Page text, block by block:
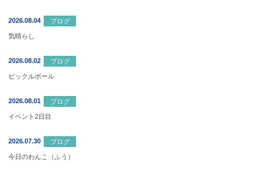
2026.08.04 ブログ
気晴らし
2026.08.02 ブログ
ピックルボール
2026.08.01 ブログ
イベント2日目
2026.07.30 ブログ
今日のわんこ（ふう）